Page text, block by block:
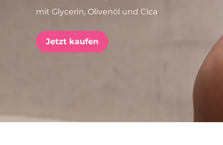
mit Glycerin, Olivenöl und Cica
Jetzt kaufen
issa™ Teeth Whitening Set
BELIEBT